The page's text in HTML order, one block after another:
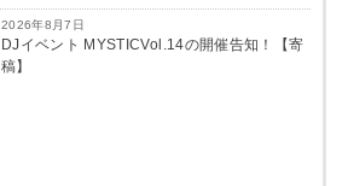
2026年8月7日
DJイベント MYSTICVol.14の開催告知！【寄
稿】